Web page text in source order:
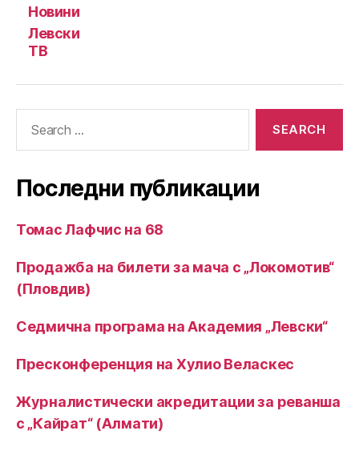
Новини
Левски
ТВ
Последни публикации
Томас Лафчис на 68
Продажба на билети за мача с „Локомотив“
(Пловдив)
Седмична програма на Академия „Левски“
Пресконференция на Хулио Веласкес
Журналистически акредитации за реванша
с „Кайрат“ (Алмати)